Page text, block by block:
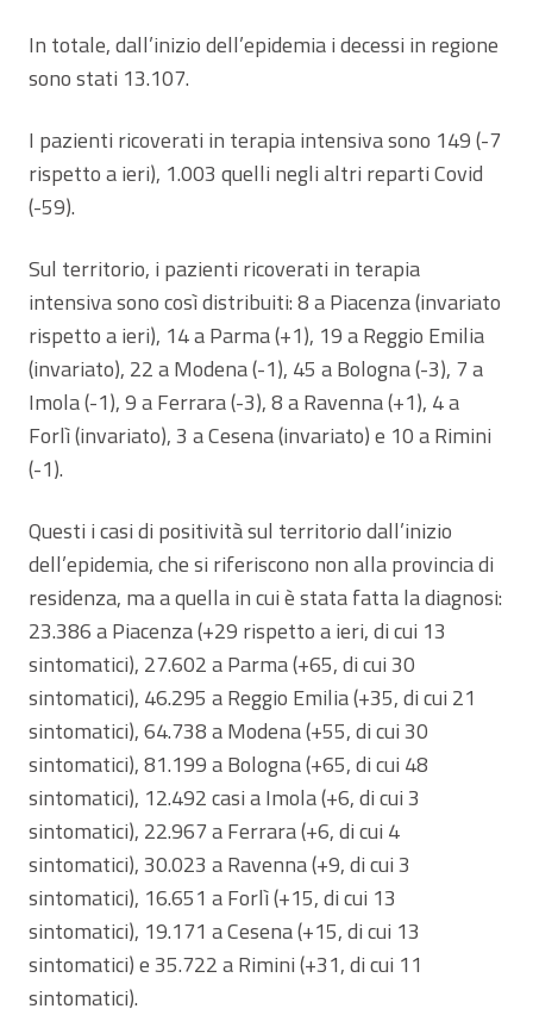
In totale, dall’inizio dell’epidemia i decessi in regione
sono stati 13.107.
I pazienti ricoverati in terapia intensiva sono 149 (-7
rispetto a ieri), 1.003 quelli negli altri reparti Covid
(-59).
Sul territorio, i pazienti ricoverati in terapia
intensiva sono così distribuiti: 8 a Piacenza (invariato
rispetto a ieri), 14 a Parma (+1), 19 a Reggio Emilia
(invariato), 22 a Modena (-1), 45 a Bologna (-3), 7 a
Imola (-1), 9 a Ferrara (-3), 8 a Ravenna (+1), 4 a
Forlì (invariato), 3 a Cesena (invariato) e 10 a Rimini
(-1).
Questi i casi di positività sul territorio dall’inizio
dell’epidemia, che si riferiscono non alla provincia di
residenza, ma a quella in cui è stata fatta la diagnosi:
23.386 a Piacenza (+29 rispetto a ieri, di cui 13
sintomatici), 27.602 a Parma (+65, di cui 30
sintomatici), 46.295 a Reggio Emilia (+35, di cui 21
sintomatici), 64.738 a Modena (+55, di cui 30
sintomatici), 81.199 a Bologna (+65, di cui 48
sintomatici), 12.492 casi a Imola (+6, di cui 3
sintomatici), 22.967 a Ferrara (+6, di cui 4
sintomatici), 30.023 a Ravenna (+9, di cui 3
sintomatici), 16.651 a Forlì (+15, di cui 13
sintomatici), 19.171 a Cesena (+15, di cui 13
sintomatici) e 35.722 a Rimini (+31, di cui 11
sintomatici).